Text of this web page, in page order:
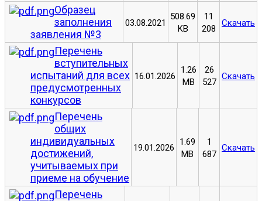
Образец
заполнения
заявления №3
03.08.2021
508.69
KB
11
208
Скачать
Перечень
вступительных
испытаний для всех
предусмотренных
конкурсов
16.01.2026
1.26
MB
26
527
Скачать
Перечень
общих
индивидуальных
достижений,
учитываемых при
приеме на обучение
19.01.2026
1.69
MB
1
687
Скачать
Перечень